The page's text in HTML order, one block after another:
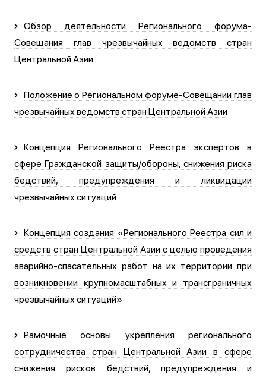
Обзор деятельности Регионального форума-
Совещания глав чрезвычайных ведомств стран
Центральной Азии
Положение о Региональном форуме-Совещании глав
чрезвычайных ведомств стран Центральной Азии
Концепция Регионального Реестра экспертов в
сфере Гражданской защиты/обороны, снижения риска
бедствий, предупреждения и ликвидации
чрезвычайных ситуаций
Концепция создания «Регионального Реестра сил и
средств стран Центральной Азии с целью проведения
аварийно-спасательных работ на их территории при
возникновении крупномасштабных и трансграничных
чрезвычайных ситуаций»
Рамочные основы укрепления регионального
сотрудничества стран Центральной Азии в сфере
снижения рисков бедствий, предупреждения и